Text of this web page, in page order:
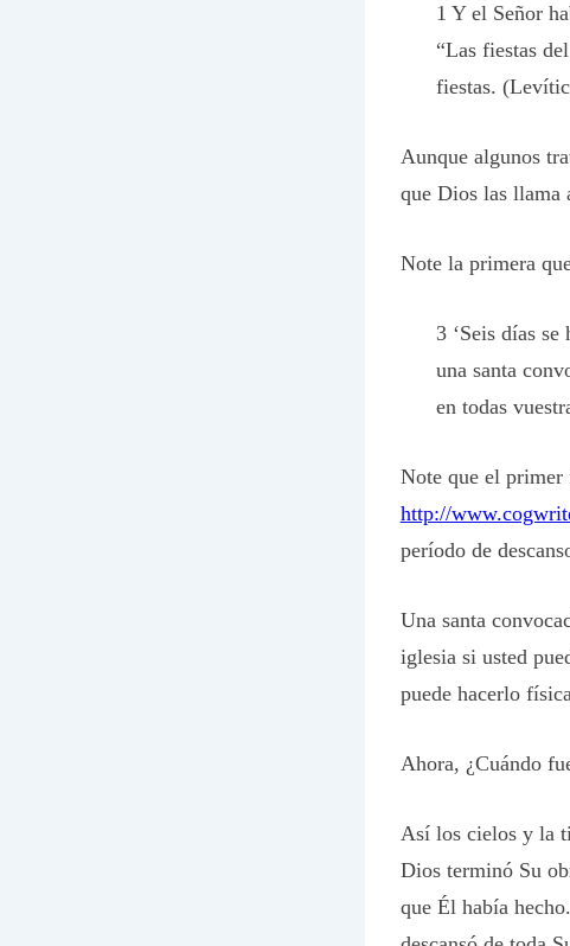
1 Y el Señor
“Las fiestas
fiestas.
Aunque algunos
que Dios las llama
Note la primera
3 ‘Seis días
una santa
en todas
Note que el primer
http://
período de
Una santa
iglesia si usted
puede hacerlo
Ahora, ¿Cuándo
Así los cielos y la
Dios terminó Su
que Él había